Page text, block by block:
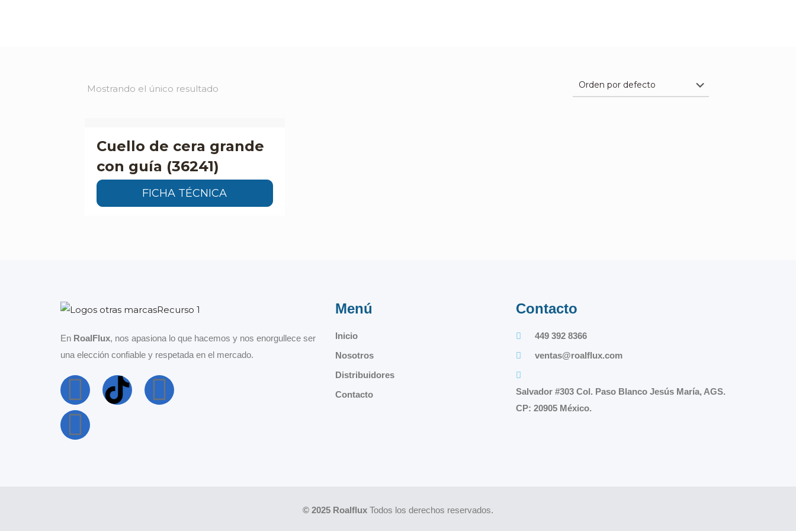
Mostrando el único resultado
Cuello de cera grande
con guía (36241)
FICHA TÉCNICA
En RoalFlux, nos apasiona lo que hacemos y nos enorgullece ser
una elección confiable y respetada en el mercado.
Menú
Inicio
Nosotros
Distribuidores
Contacto
Contacto
449 392 8366
ventas@roalflux.com
Salvador #303 Col. Paso Blanco Jesús María, AGS.
CP: 20905 México.
© 2025 Roalflux Todos los derechos reservados.